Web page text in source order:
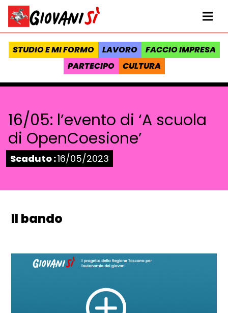
Vai al contenuto
Homepage Giovanisì - Progetto della Regione Toscana
STUDIO E MI FORMO LAVORO
FACCIO IMPRESA
PARTECIPO
CULTURA
16/05: l’evento di ‘A scuola
di OpenCoesione’
Stato:
Scaduto :16/05/2023
Il bando